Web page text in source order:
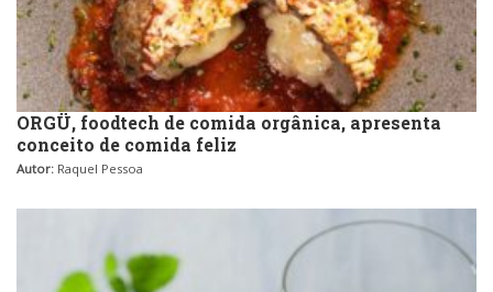
ORGÜ, foodtech de comida orgânica, apresenta
conceito de comida feliz
Autor: Raquel Pessoa